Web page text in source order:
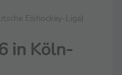
Eishockey-Liga)
in Köln-